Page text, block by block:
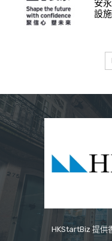
安
設
HKStartBiz 提供